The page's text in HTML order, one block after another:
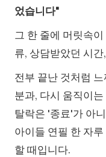
었습니다"
그 한 줄에 머릿속
류, 상담받았던 시
전부 끝난 것처럼
분과, 다시 움직이
탈락은 '종료'가 아
아이들 연필 한 자
할 때입니다.